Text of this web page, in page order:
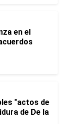
en el
"actos de
de De la